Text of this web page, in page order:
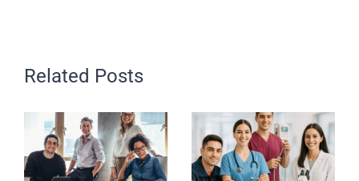
Related Posts